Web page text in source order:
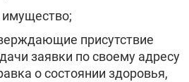
присутствие
заявки по своему адресу
о состоянии здоровья,